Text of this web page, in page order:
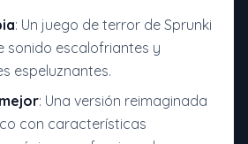
: Un juego de terror de Sprunki
sonido escalofriantes y
espeluznantes.
: Una versión reimaginada
con características